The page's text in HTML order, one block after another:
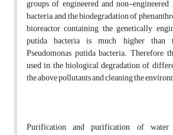
groups of engineered and non-engineered
bacteria, and the biodegradation of
bioreactor containing the genetically
putida bacteria is much higher than
Pseudomonas putida bacteria. Therefore,
used in the biological degradation of
the above pollutants and cleaning the
Purification and purification of water